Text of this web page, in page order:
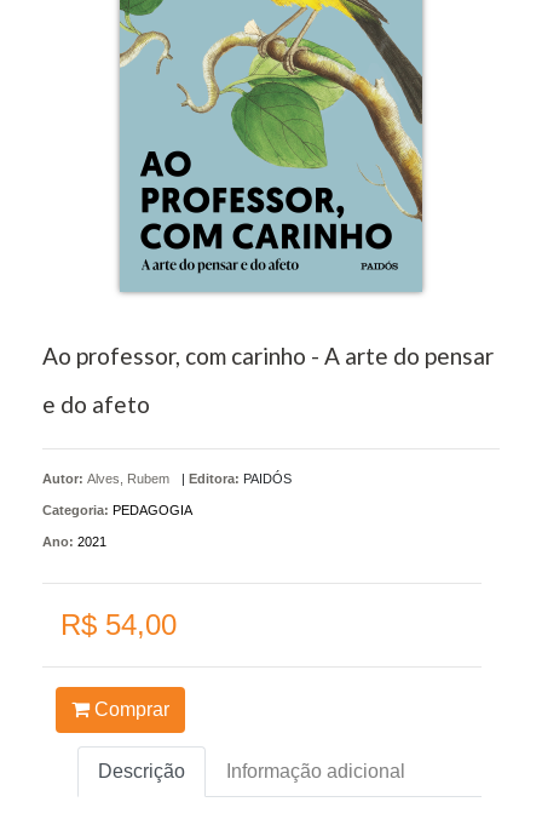
Ao professor, com carinho - A arte do pensar
e do afeto
Autor: Alves, Rubem | Editora: PAIDÓS
Categoria: PEDAGOGIA
Ano: 2021
R$ 54,00
Comprar
Descrição Informação adicional